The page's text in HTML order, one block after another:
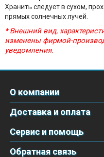
Хранить следует в сухом,
прямых солнечных лучей.
* Внешний вид,
изменены фирмой-
уведомления.
О компании
Доставка и оплата
Сервис и помощь
Обратная связь